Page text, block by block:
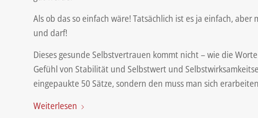
Als ob das so einfach wäre! Tatsächlich ist es ja einfach,
und darf!
Dieses gesunde Selbstvertrauen kommt nicht – wie die
Gefühl von Stabilität und Selbstwert und
eingepaukte 50 Sätze, sondern den muss man sich
Weiterlesen